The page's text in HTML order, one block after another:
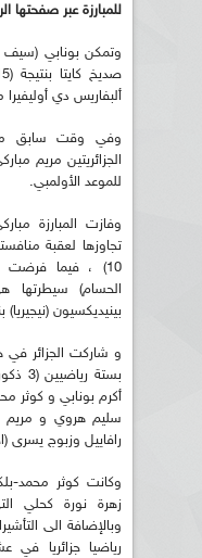
للمبارزة عبر
وتمكن بونابي (سيف
ألبفاريس دي أوليفيرا
وفي وقت سابق من
الجزائريتين مريم
للموعد الأولمبي.
وفازت المبارزة
10) ، فيما فرضت
الحسام) سيطرتها
بينيديكسيون (نيجيريا)
و شاركت الجزائر في
أكرم بونابي و كوثر
سليم هروي و مريم
رافاييل وزبوج
وكانت كوثر محمد-
زهرة نورة كحلي
رياضيا جزائريا في